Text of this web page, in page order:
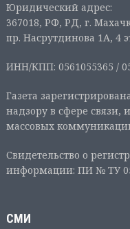
Юридический адрес:
367018, РФ, РД, г.
пр. Насрутдинова 1А, 4
ИНН/КПП: 0561055365 /
Газета
надзору в сфере
массовых
Свидетельство о
информации: ПИ № ТУ
СМИ